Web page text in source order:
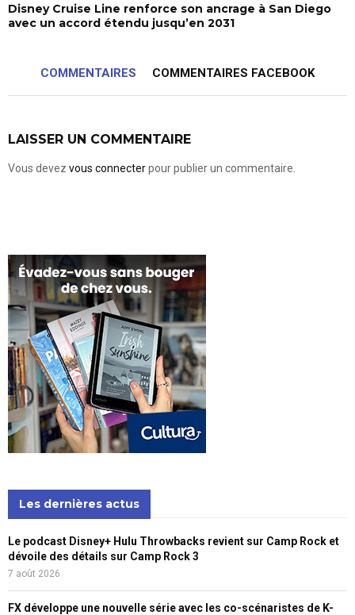
Disney Cruise Line renforce son ancrage à San Diego
avec un accord étendu jusqu’en 2031
COMMENTAIRES COMMENTAIRES FACEBOOK
LAISSER UN COMMENTAIRE
Vous devez vous connecterpour publier un commentaire.
Les dernières actus
Le podcast Disney+ Hulu Throwbacks revient sur Camp Rock et
dévoile des détails sur Camp Rock 3
7 août 2026
FX développe une nouvelle série avec les co-scénaristes de K-